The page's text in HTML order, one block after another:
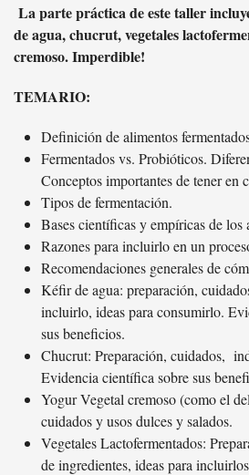
La parte práctica de este taller
de agua, chucrut, vegetales
cremoso. Imperdible!
TEMARIO:
Definición de alimentos
Fermentados vs. Probióticos.
Conceptos importantes de tener en
Tipos de fermentación.
Bases científicas y empíricas de los
Razones para incluirlo en un
Recomendaciones generales de
Kéfir de agua: preparación,
incluirlo, ideas para consumirlo.
sus beneficios.
Chucrut: Preparación, cuidados,
Evidencia científica sobre sus
Yogur Vegetal cremoso (como el
cuidados y usos dulces y salados.
Vegetales Lactofermentados:
de ingredientes, ideas para